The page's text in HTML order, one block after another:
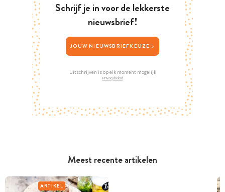
Meest recente artikelen
ARTIKEL
Schrijf je in voor de lekkerste
nieuwsbrief!
JOUW NIEUWSBRIEFKEUZE >
Uitschrijven is op elk moment mogelijk
Privacybeleid